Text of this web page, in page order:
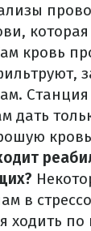
кровь
дать
в
ходить